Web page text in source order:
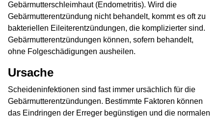
Gebärmutterschleimhaut (Endometritis). Wird die
Gebärmutterentzündung nicht behandelt, kommt es oft zu
bakteriellen Eileiterentzündungen, die komplizierter sind.
Gebärmutterentzündungen können, sofern behandelt,
ohne Folgeschädigungen ausheilen.
Ursache
Scheideninfektionen sind fast immer ursächlich für die
Gebärmutterentzündungen. Bestimmte Faktoren können
das Eindringen der Erreger begünstigen und die normalen